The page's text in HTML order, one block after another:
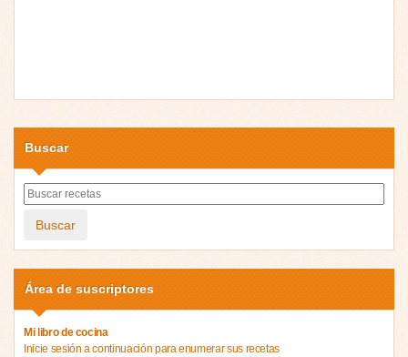
Buscar
Buscar
Área de suscriptores
Mi libro de cocina
Inicie sesión a continuación para enumerar sus recetas